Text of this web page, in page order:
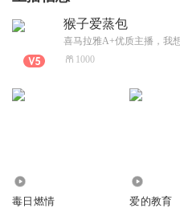
器踩得粉碎的骑兵，也是我呀。
无礼。”公主听了，抽泣着对国王
国王却安慰她说：“过去的已经过
吧。”不久，公主的父亲也来了
猴子爱蒸包
1000
毒日燃情 爱的教育